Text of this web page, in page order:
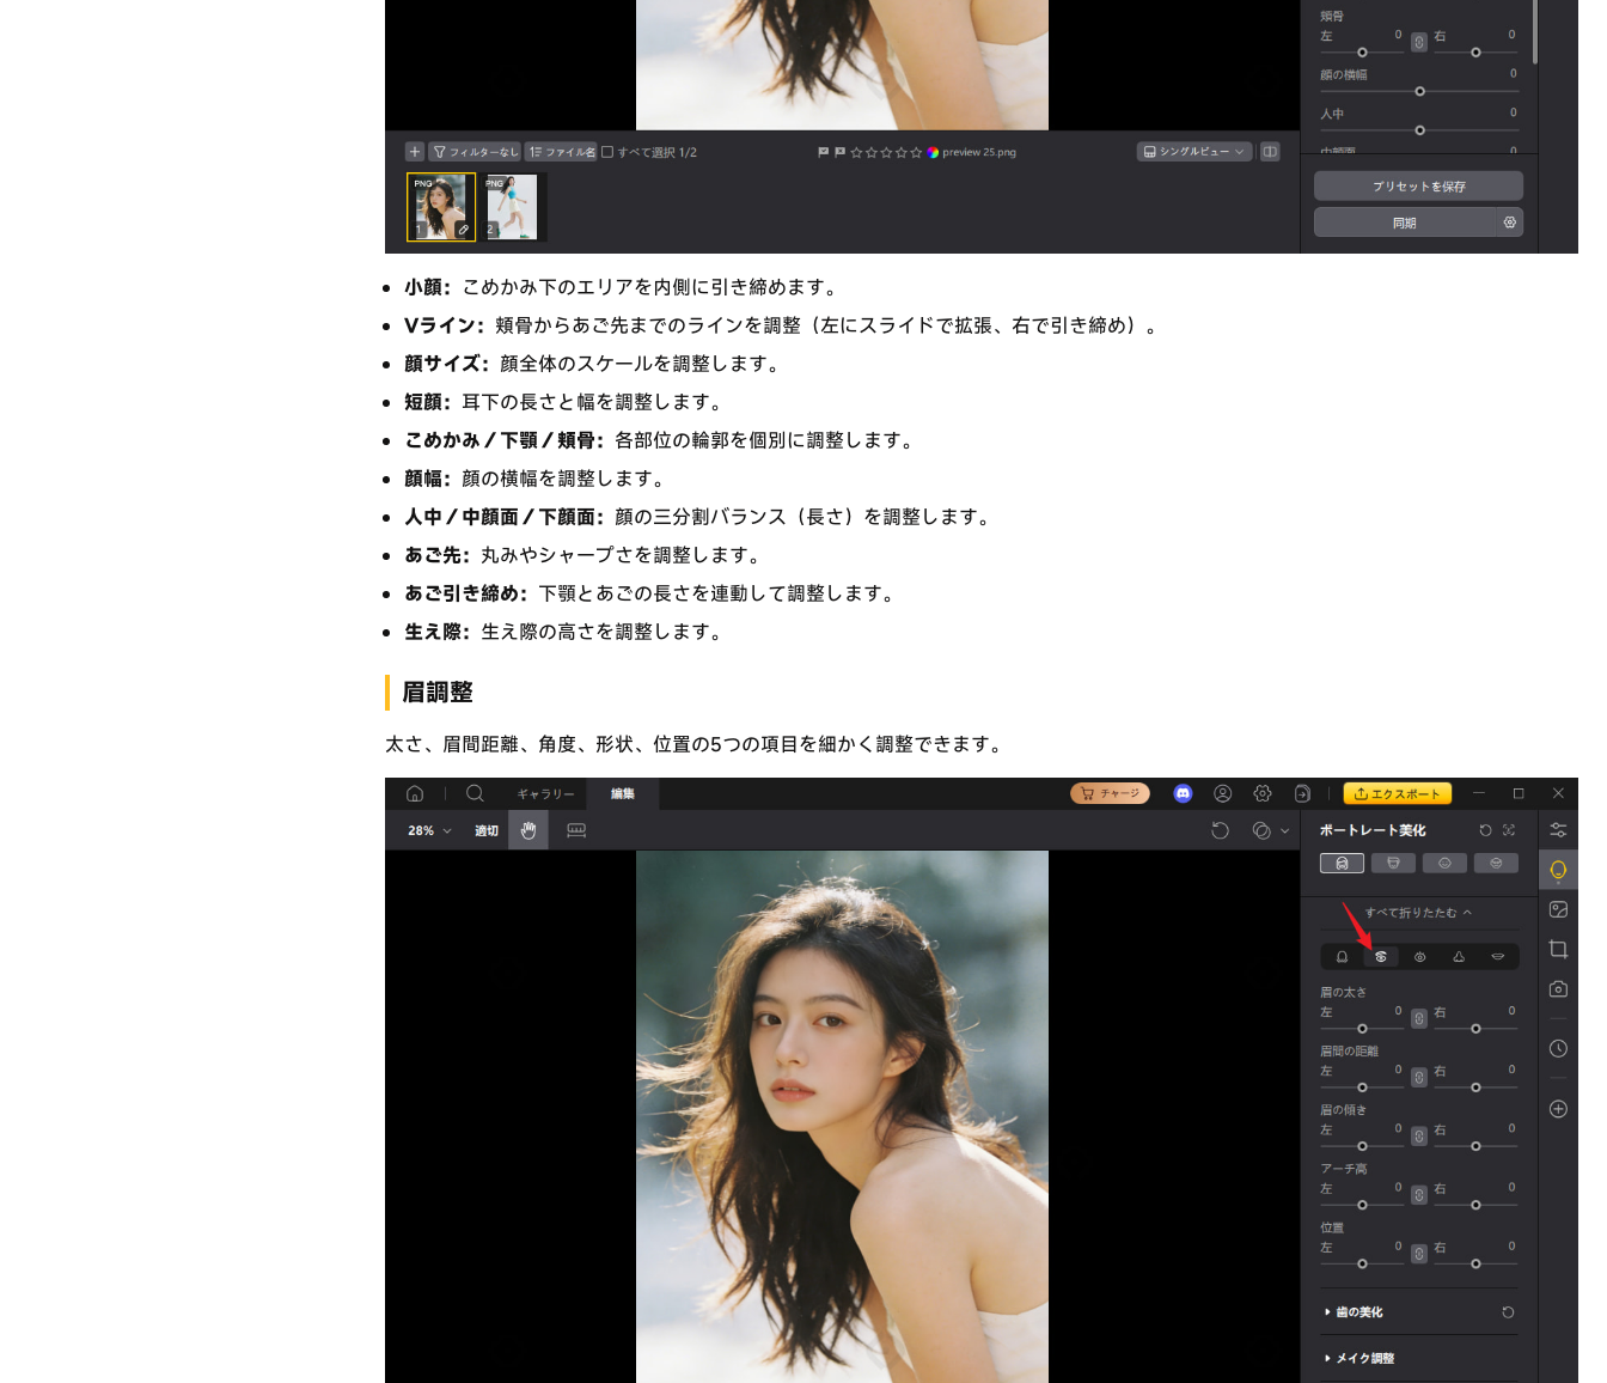
小顔： こめかみ下のエリアを内側に引き締めます。
Vライン： 頬骨からあご先までのラインを調整（左にスライドで拡張、右で引き締め）。
顔サイズ： 顔全体のスケールを調整します。
短顔： 耳下の長さと幅を調整します。
こめかみ／下顎／頬骨： 各部位の輪郭を個別に調整します。
顔幅： 顔の横幅を調整します。
人中／中顔面／下顔面： 顔の三分割バランス（長さ）を調整します。
あご先： 丸みやシャープさを調整します。
あご引き締め： 下顎とあごの長さを連動して調整します。
生え際： 生え際の高さを調整します。
眉調整
太さ、眉間距離、角度、形状、位置の5つの項目を細かく調整できます。